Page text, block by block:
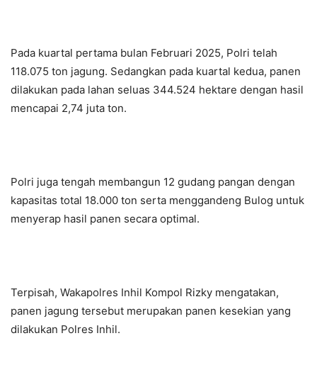
Pada kuartal pertama bulan Februari 2025, Polri telah
118.075 ton jagung. Sedangkan pada kuartal kedua, panen
dilakukan pada lahan seluas 344.524 hektare dengan hasil
mencapai 2,74 juta ton.
Polri juga tengah membangun 12 gudang pangan dengan
kapasitas total 18.000 ton serta menggandeng Bulog untuk
menyerap hasil panen secara optimal.
Terpisah, Wakapolres Inhil Kompol Rizky mengatakan,
panen jagung tersebut merupakan panen kesekian yang
dilakukan Polres Inhil.